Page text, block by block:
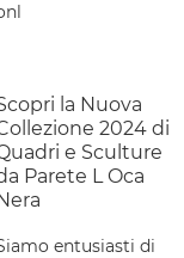
la Nuova
2024 di
e Sculture
Parete L Oca
entusiasti di